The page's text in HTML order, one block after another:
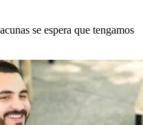
se espera que tengamos